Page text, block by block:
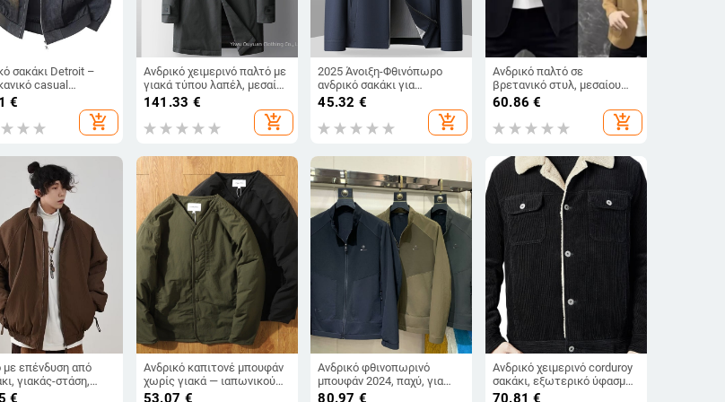
σακάκι Detroit –
casual
φαρδιά γραμμή,
σε όρθιο σχήμα,
2025
€
add_shopping_cart
Ανδρικό χειμερινό παλτό με
γιακά τύπου λαπέλ, μεσαίου
μήκους, μονόκουμπωτο,
πολυεστέρα
141.33 €
add_shopping_cart
2025 Άνοιξη-Φθινόπωρο
ανδρικό σακάκι για
μεσήλικες και
ηλικιωμένους, μονόχρωμο
με πέτο, στυλ στελεχών/
45.32 €
add_shopping_cart
Ανδρικό παλτό σε
βρετανικό στυλ, μεσαίου
μήκους, μονόκουμπωτο,
γιακά τύπου σακακιού,
εφαρμοστό σιλουέτα.
60.86 €
add_shopping_cart
με επένδυση από
γιακάς-στάση,
με φερμουάρ,
€
Ανδρικό καπιτονέ μπουφάν
χωρίς γιακά — ιαπωνικού
ρετρό στυλ, ανθεκτικό στον
53.07 €
Ανδρικό φθινοπωρινό
μπουφάν 2024, παχύ, για
μεσήλικους άνδρες, casual
80.97 €
Ανδρικό χειμερινό corduroy
σακάκι, εξωτερικό ύφασμα
100% βαμβάκι, επένδυση
70.81 €